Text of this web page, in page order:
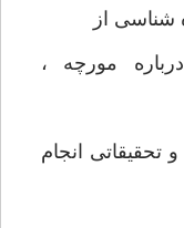
شناسی از
مورچه ،
انجام